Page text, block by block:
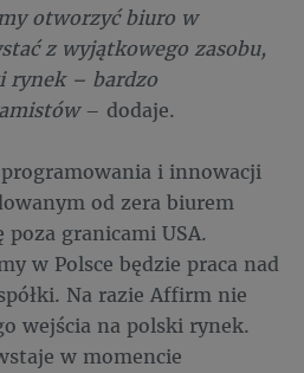
otworzyć biuro w
z wyjątkowego zasobu,
rynek – bardzo
– dodaje.
i innowacji
od zera biurem
granicami USA.
w Polsce będzie praca nad
Na razie Affirm nie
wejścia na polski rynek.
w momencie